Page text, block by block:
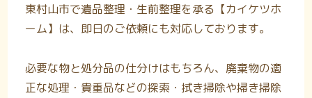
東村山市で遺品整理・生前整理を承る【カイケツホ
ーム】は、即日のご依頼にも対応しております。
必要な物と処分品の仕分けはもちろん、廃棄物の適
正な処理・貴重品などの探索・拭き掃除や掃き掃除